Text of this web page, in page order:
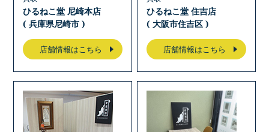
ひるねこ堂 尼崎本店
( 兵庫県尼崎市 )
店舗情報はこちら
ひるねこ堂 住吉店
( 大阪市住吉区 )
店舗情報はこちら